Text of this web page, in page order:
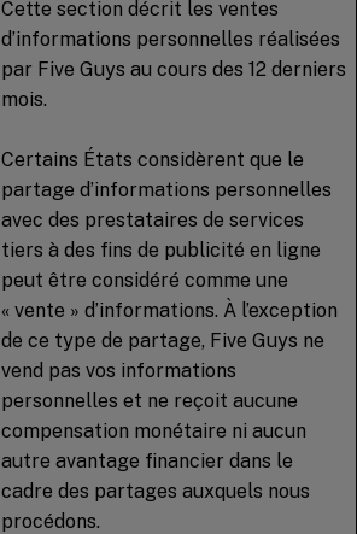
Cette section décrit les ventes
d’informations personnelles réalisées
par Five Guys au cours des 12 derniers
mois.
Certains États considèrent que le
partage d’informations personnelles
avec des prestataires de services
tiers à des fins de publicité en ligne
peut être considéré comme une
« vente » d’informations. À l’exception
de ce type de partage, Five Guys ne
vend pas vos informations
personnelles et ne reçoit aucune
compensation monétaire ni aucun
autre avantage financier dans le
cadre des partages auxquels nous
procédons.